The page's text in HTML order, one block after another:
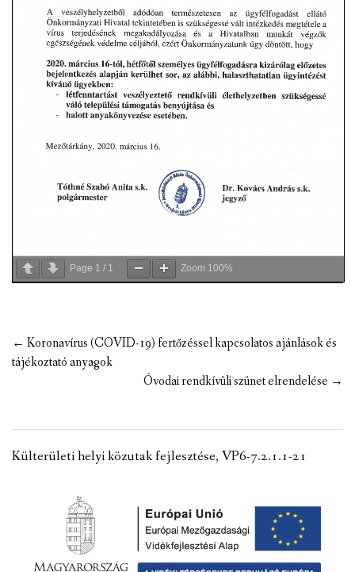
Page 1 / 1 Zoom 100%
Post
navigation
← Koronavírus (COVID-19) fertőzéssel kapcsolatos ajánlások és
tájékoztató anyagok
Óvodai rendkívüli szünet elrendelése →
Külterületi helyi közutak fejlesztése, VP6-7.2.1.1-21